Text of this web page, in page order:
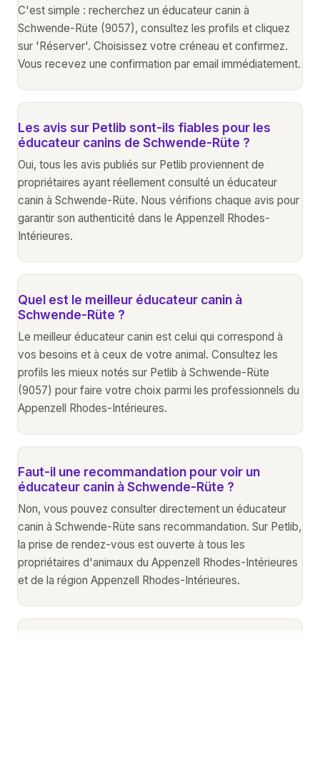
C'est simple : recherchez un éducateur canin à
Schwende-Rüte (9057), consultez les profils et cliquez
sur 'Réserver'. Choisissez votre créneau et confirmez.
Vous recevez une confirmation par email immédiatement.
Les avis sur Petlib sont-ils fiables pour les
éducateur canins de Schwende-Rüte ?
Oui, tous les avis publiés sur Petlib proviennent de
propriétaires ayant réellement consulté un éducateur
canin à Schwende-Rüte. Nous vérifions chaque avis pour
garantir son authenticité dans le Appenzell Rhodes-
Intérieures.
Quel est le meilleur éducateur canin à
Schwende-Rüte ?
Le meilleur éducateur canin est celui qui correspond à
vos besoins et à ceux de votre animal. Consultez les
profils les mieux notés sur Petlib à Schwende-Rüte
(9057) pour faire votre choix parmi les professionnels du
Appenzell Rhodes-Intérieures.
Faut-il une recommandation pour voir un
éducateur canin à Schwende-Rüte ?
Non, vous pouvez consulter directement un éducateur
canin à Schwende-Rüte sans recommandation. Sur Petlib,
la prise de rendez-vous est ouverte à tous les
propriétaires d'animaux du Appenzell Rhodes-Intérieures
et de la région Appenzell Rhodes-Intérieures.